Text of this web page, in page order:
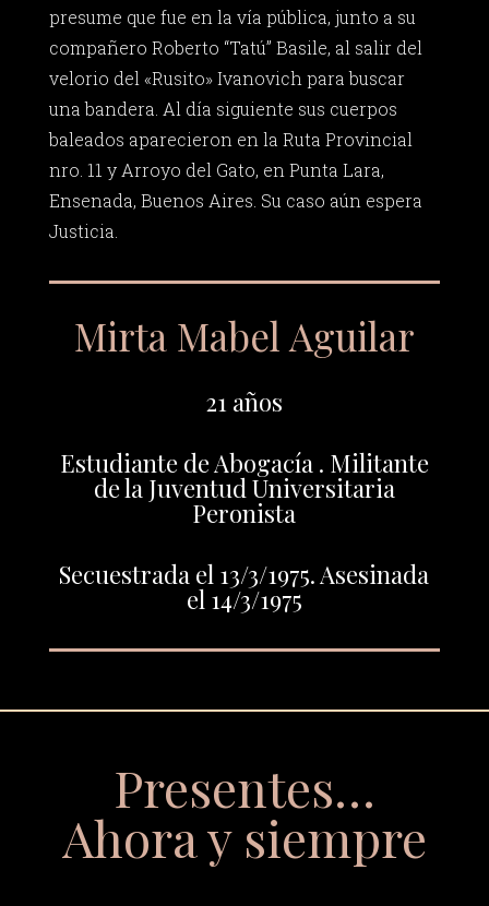
presume que fue en la vía pública, junto a su
compañero Roberto “Tatú” Basile, al salir del
velorio del «Rusito» Ivanovich para buscar
una bandera. Al día siguiente sus cuerpos
baleados aparecieron en la Ruta Provincial
nro. 11 y Arroyo del Gato, en Punta Lara,
Ensenada, Buenos Aires. Su caso aún espera
Justicia.
Mirta Mabel Aguilar
21 años
Estudiante de Abogacía . Militante
de la Juventud Universitaria
Peronista
Secuestrada el 13/3/1975. Asesinada
el 14/3/1975
Presentes…
Ahora y siempre